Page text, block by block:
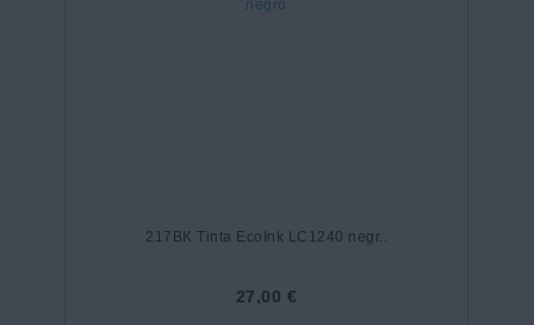
217BK Tinta EcoInk LC1240 negr..
27,00 €